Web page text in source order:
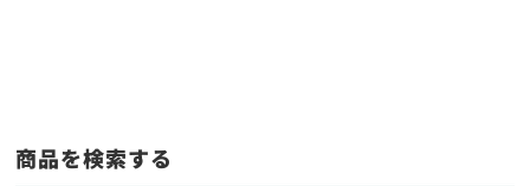
商品を検索する